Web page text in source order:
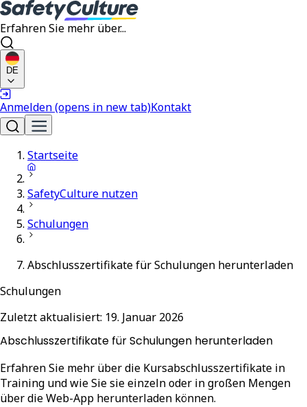
Erfahren Sie mehr über...
DE
Anmelden(opens in new tab)Kontakt
Startseite
SafetyCulture nutzen
Schulungen
Abschlusszertifikate für Schulungen herunterladen
Schulungen
Zuletzt aktualisiert: 19. Januar 2026
Abschlusszertifikate für Schulungen herunterladen
Erfahren Sie mehr über die Kursabschlusszertifikate in
Training und wie Sie sie einzeln oder in großen Mengen
über die Web-App herunterladen können.